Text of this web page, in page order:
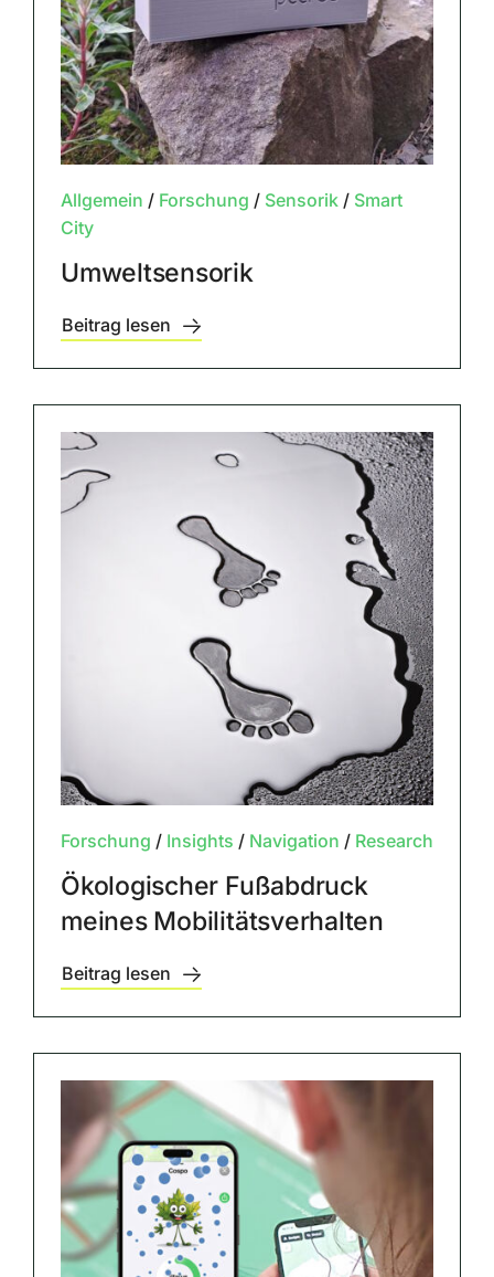
Allgemein / Forschung / Sensorik/ Smart
City
Umweltsensorik
Beitrag lesen
Forschung / Insights / Navigation / Research
Ökologischer Fußabdruck
meines Mobilitätsverhalten
Beitrag lesen